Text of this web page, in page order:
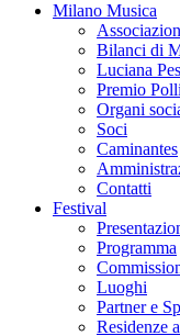
Milano Musica
Bilanci di
Luciana
Premio
Organi
Soci
Caminantes
Contatti
Festival
Programma
Luoghi
Partner e
Residenze